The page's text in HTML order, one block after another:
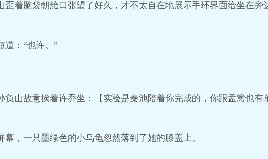
歪着脑袋朝舱口张望了好久，才不太自在地展示手环界面给坐在
道：“也许。”
负山故意挨着许乔坐：【实验是秦池陪着你完成的，你跟孟篱也有
幕，一只墨绿色的小乌龟忽然落到了她的膝盖上。